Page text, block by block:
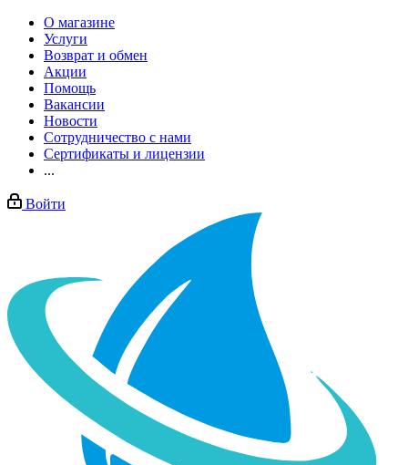
О магазине
Услуги
Возврат и обмен
Акции
Помощь
Вакансии
Новости
Сотрудничество с нами
Сертификаты и лицензии
...
Войти